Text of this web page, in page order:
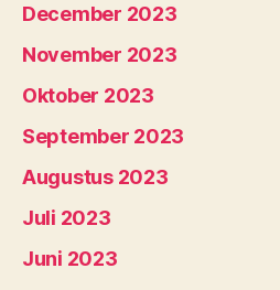
December 2023
November 2023
Oktober 2023
September 2023
Augustus 2023
Juli 2023
Juni 2023